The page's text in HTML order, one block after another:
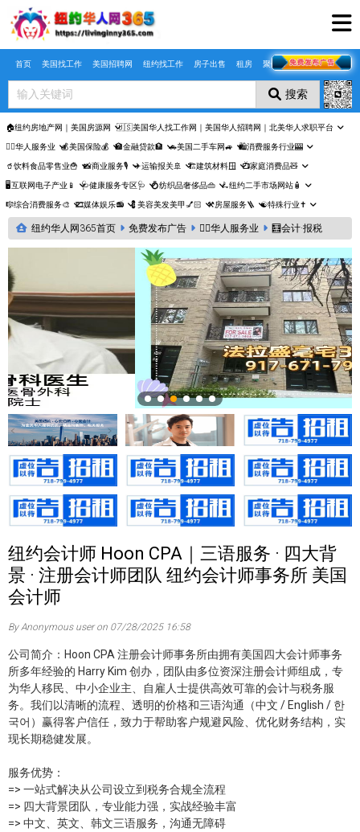
Skip to main content
首页 美国找工作 美国招聘网 纽约找工作 房子出售 租房 聚合页
搜索
🏠纽约房地产网｜美国房源网 🇺🇸美国华人找工作网｜美国华人招聘网｜北美华人求职平台
🤵‍♀️华人服务业 💰美国保险💰 🏦金融贷款🏦 🚗美国二手车网🚙 🛍️消费服务行业🎰
🥤饮料食品零售业🍟 📸商业服务🎙️ ✈️运输报关🚢 🏗️建筑材料🪟 📺家庭消费品🧸
🖥️互联网电子产业📱 🩺健康服务专区🩺 💍纺织品奢侈品👜 🛴纽约二手市场网站🧴
🎼综合消费服务🎨 🎞️媒体娱乐📻 💈美容美发美甲💅🏻 ⚒️房屋服务🪜 ☯️特殊行业✝️
纽约华人网365首页 免费发布广告 🤵‍♀️华人服务业 🧮会计·报税
纽约会计师 Hoon CPA｜三语服务 · 四大背
景 · 注册会计师团队 纽约会计师事务所 美国
会计师
By Anonymous user on 07/28/2025 16:58
公司简介：Hoon CPA 注册会计师事务所由拥有美国四大会计师事务
所多年经验的 Harry Kim 创办，团队由多位资深注册会计师组成，专
为华人移民、中小企业主、自雇人士提供高效可靠的会计与税务服
务。我们以清晰的流程、透明的价格和三语沟通（中文 / English / 한
국어）赢得客户信任，致力于帮助客户规避风险、优化财务结构，实
现长期稳健发展。
服务优势：
=> 一站式解决从公司设立到税务合规全流程
=> 四大背景团队，专业能力强，实战经验丰富
=> 中文、英文、韩文三语服务，沟通无障碍